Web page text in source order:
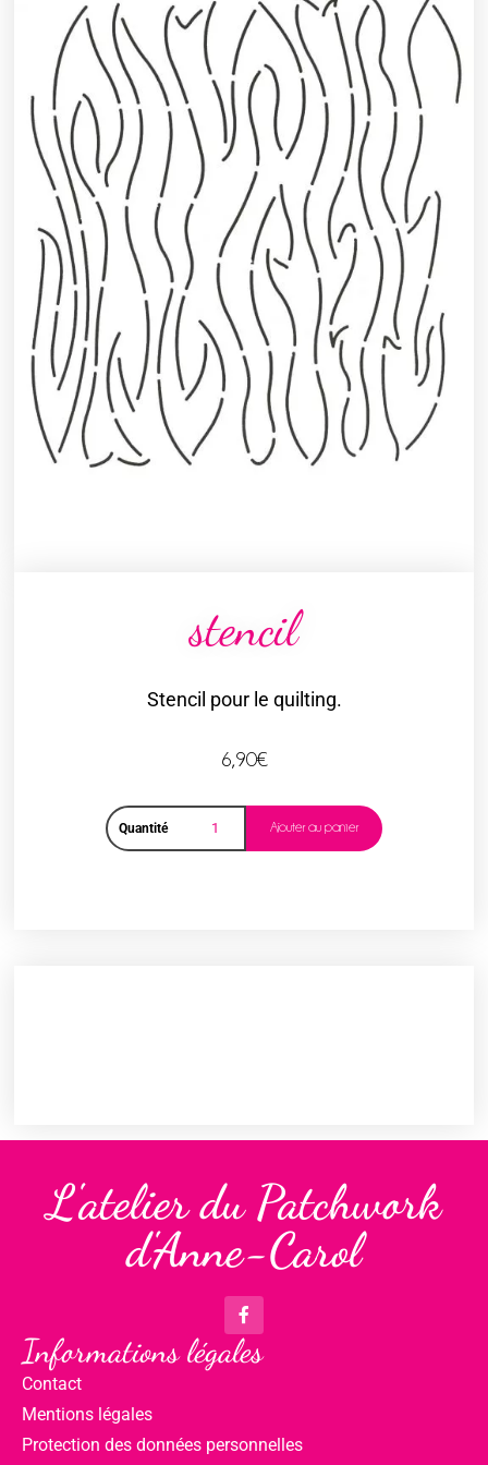
stencil
Stencil pour le quilting.
6,90€
Quantité Ajouter au panier
L'atelier du Patchwork
d'Anne-Carol
Informations légales
Contact
Mentions légales
Protection des données personnelles